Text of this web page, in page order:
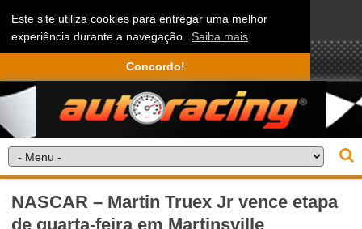
Este site utiliza cookies para entregar uma melhor
experiência durante a navegação. Saiba mais
Concordo!
NASCAR – Martin Truex Jr vence etapa
de quarta-feira em Martinsville